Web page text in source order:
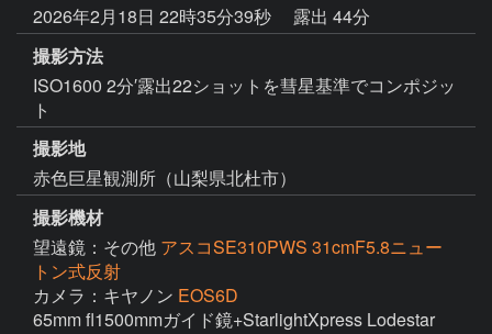
2026年2月18日 22時35分39秒
露出 44分
撮影方法
ISO1600 2分′露出22ショットを彗星基準でコンポジッ
ト
撮影地
赤色巨星観測所（山梨県北杜市）
撮影機材
望遠鏡：その他 アスコSE310PWS 31cmF5.8ニュー
トン式反射
カメラ：キヤノン EOS6D
65mm fl1500mmガイド鏡+StarlightXpress Lodestar